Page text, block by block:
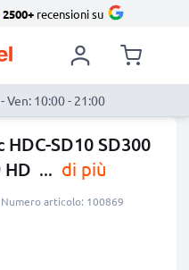
2500+recensioni su
Ven: 10:00 - 21:00
SD10 SD300
HD ... di più
Numero articolo: 100869